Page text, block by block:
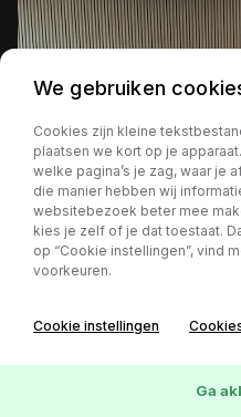
We gebruiken
Cookies zijn kleine
plaatsen we kort op je
welke pagina’s je zag, waar je
die manier hebben wij
websitebezoek beter mee
kies je zelf of je dat toestaat.
op “Cookie instellingen”, vind
voorkeuren.
Cookie instellingen
Ga